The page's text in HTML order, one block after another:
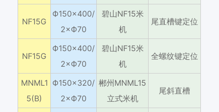
NF15G
Ф150×400/
2×Ф70
碧山NF15米
机
尾直槽键定位
NF15G
Ф150×400/
2×Ф70
碧山NF15米
机
全螺纹键定位
MNML1
5(B)
Ф150×320/
2×Ф70
郴州MNML15
立式米机
尾斜直槽